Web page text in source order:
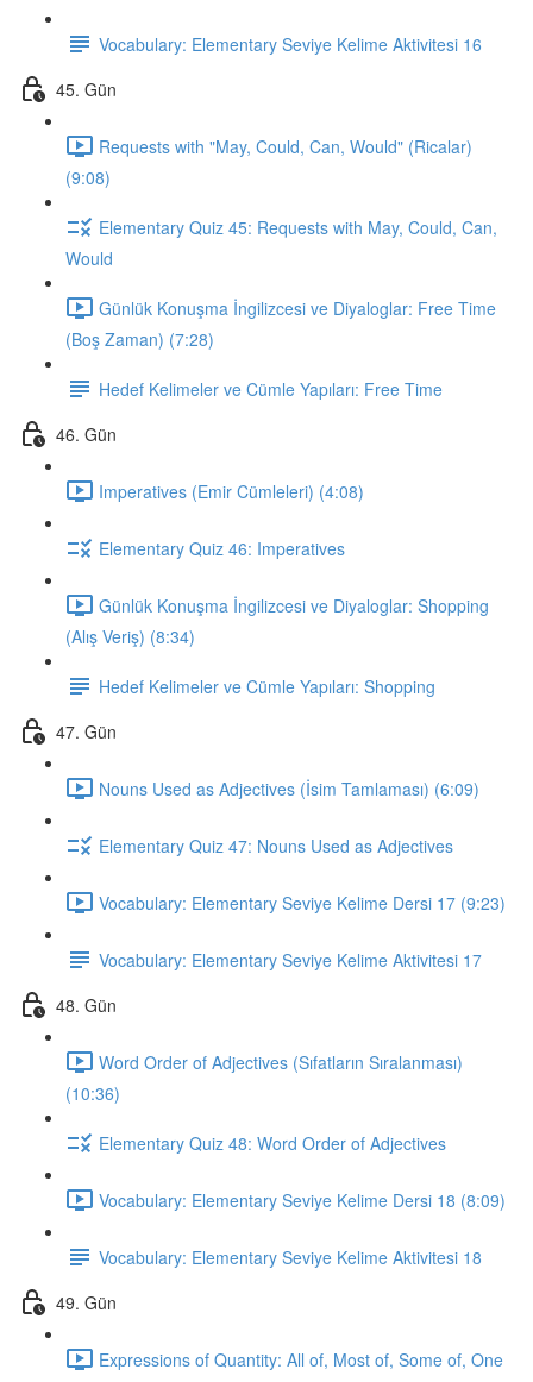
Vocabulary: Elementary Seviye Kelime Aktivitesi 16
45. Gün
Requests with "May, Could, Can, Would" (Ricalar)
(9:08)
Elementary Quiz 45: Requests with May, Could, Can,
Would
Günlük Konuşma İngilizcesi ve Diyaloglar: Free Time
(Boş Zaman) (7:28)
Hedef Kelimeler ve Cümle Yapıları: Free Time
46. Gün
Imperatives (Emir Cümleleri) (4:08)
Elementary Quiz 46: Imperatives
Günlük Konuşma İngilizcesi ve Diyaloglar: Shopping
(Alış Veriş) (8:34)
Hedef Kelimeler ve Cümle Yapıları: Shopping
47. Gün
Nouns Used as Adjectives (İsim Tamlaması) (6:09)
Elementary Quiz 47: Nouns Used as Adjectives
Vocabulary: Elementary Seviye Kelime Dersi 17 (9:23)
Vocabulary: Elementary Seviye Kelime Aktivitesi 17
48. Gün
Word Order of Adjectives (Sıfatların Sıralanması)
(10:36)
Elementary Quiz 48: Word Order of Adjectives
Vocabulary: Elementary Seviye Kelime Dersi 18 (8:09)
Vocabulary: Elementary Seviye Kelime Aktivitesi 18
49. Gün
Expressions of Quantity: All of, Most of, Some of, One